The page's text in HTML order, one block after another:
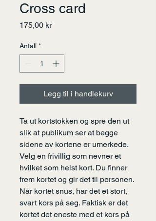
Cross card
175,00 krPris
Antall *
Legg til i handlekurv
Ta ut kortstokken og spre den ut
slik at publikum ser at begge
sidene av kortene er umerkede.
Velg en frivillig som nevner et
hvilket som helst kort. Du finner
frem kortet og gir det til personen.
Når kortet snus, har det et stort,
svart kors på seg. Faktisk er det
kortet det eneste med et kors på